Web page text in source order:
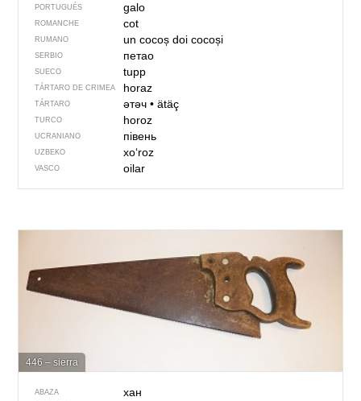
PORTUGUÉS galo
ROMANCHE cot
RUMANO un cocoșdoi cocoși
SERBIO петао
SUECO tupp
TÁRTARO DE CRIMEA horaz
TÁRTARO әтәч• ätäç
TURCO horoz
UCRANIANO півень
UZBEKO xoʻroz
VASCO oilar
446 – sierra
ABAZA хан